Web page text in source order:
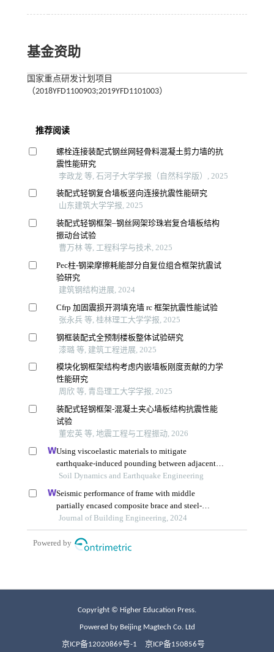
基金资助
国家重点研发计划项目
（2018YFD1100903;2019YFD1101003）
Copyright © Higher Education Press.
Powered by Beijing Magtech Co. Ltd
京ICP备12020869号-1 京ICP备150856号